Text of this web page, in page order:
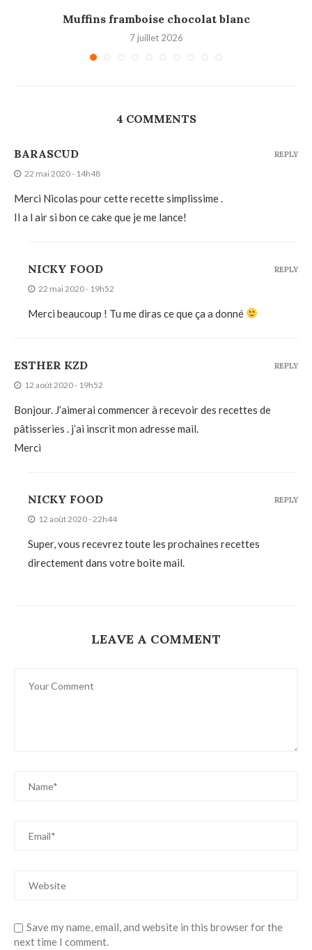
Muffins framboise chocolat blanc
7 juillet 2026
4 COMMENTS
BARASCUD
22 mai 2020 - 14h48
Merci Nicolas pour cette recette simplissime .
Il a l air si bon ce cake que je me lance!
REPLY
NICKY FOOD
22 mai 2020 - 19h52
Merci beaucoup ! Tu me diras ce que ça a donné
REPLY
ESTHER KZD
12 août 2020 - 19h52
Bonjour. J’aimerai commencer à recevoir des recettes de
pâtisseries . j’ai inscrit mon adresse mail.
Merci
REPLY
NICKY FOOD
12 août 2020 - 22h44
Super, vous recevrez toute les prochaines recettes
directement dans votre boite mail.
REPLY
LEAVE A COMMENT
Save my name, email, and website in this browser for the
next time I comment.